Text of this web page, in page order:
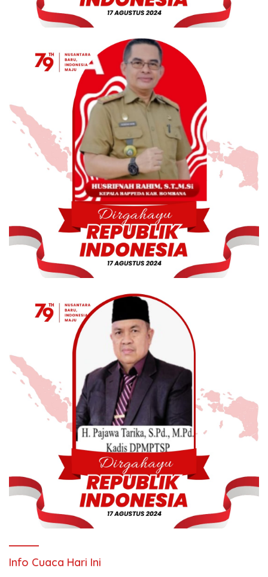
Info Cuaca Hari Ini